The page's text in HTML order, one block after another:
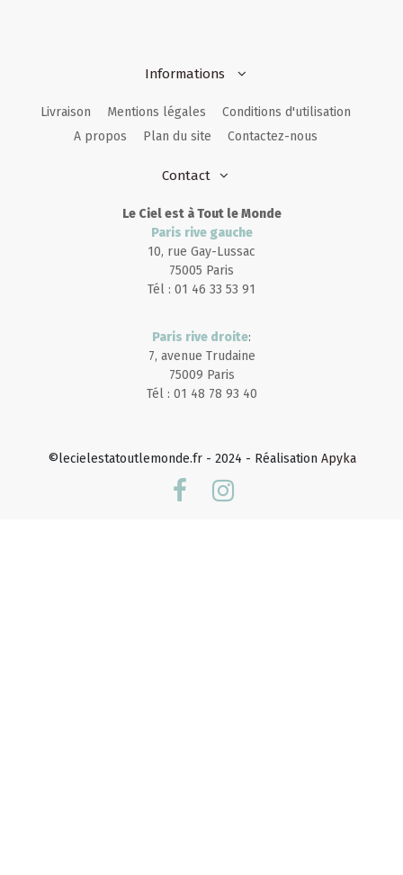
Informations
Livraison Mentions légales
Conditions d'utilisation
A propos
Plan du site Contactez-nous
Contact
Le Ciel est à Tout le Monde
Paris rive gauche
10, rue Gay-Lussac
75005 Paris
Tél : 01 46 33 53 91
Paris rive droite:
7, avenue Trudaine
75009 Paris
Tél : 01 48 78 93 40
©lecielestatoutlemonde.fr - 2024 - Réalisation Apyka